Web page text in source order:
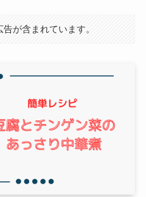
が含まれています。